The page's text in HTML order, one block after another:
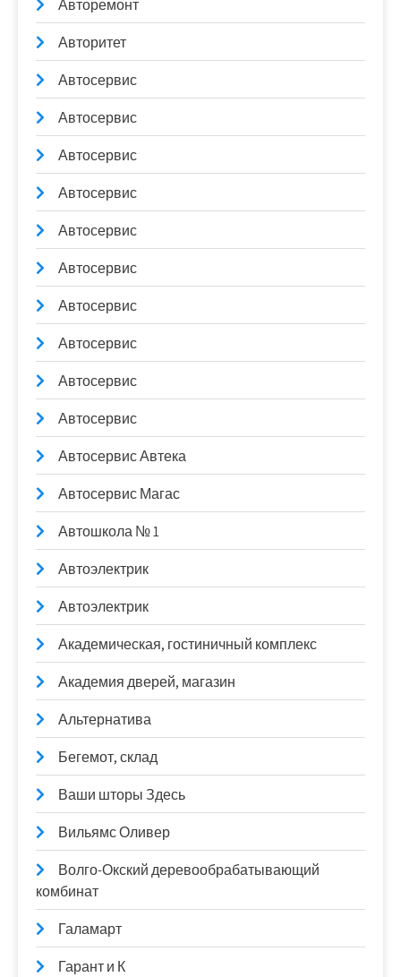
Авторемонт
Авторитет
Автосервис
Автосервис
Автосервис
Автосервис
Автосервис
Автосервис
Автосервис
Автосервис
Автосервис
Автосервис
Автосервис Автека
Автосервис Магас
Автошкола № 1
Автоэлектрик
Автоэлектрик
Академическая, гостиничный комплекс
Академия дверей, магазин
Альтернатива
Бегемот, склад
Ваши шторы Здесь
Вильямс Оливер
Волго-Окский деревообрабатывающий
комбинат
Галамарт
Гарант и К